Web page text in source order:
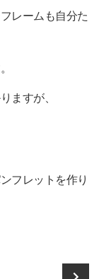
レームも自分た
ますが、
フレットを作り